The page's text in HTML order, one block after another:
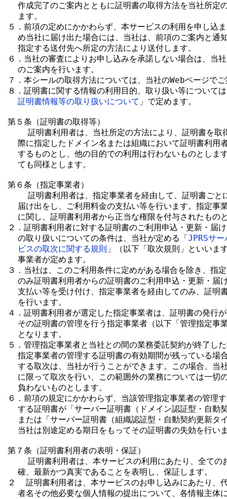
作成完了のご案内とともに証明書の取得方法を当社所定
  ます。
５．前項の定めにかかわらず、本サービスの利用を申し込
め当社に届け出た場合には、当社は、前項のご案内と通
  指定する送付先へ所定の方法により送付します。
６．当社の審査によりお申し込みを承諾しない場合は、当
  のご案内を行います。
７．本シールの取得方法については、当社のWebページで
８．証明書に関する情報の利用目的、取り扱い等について
証明書情報等の取り扱いについて 」で定めます。
第５条（証明書の取得等）
証明書利用者は、当社所定の方法により、証明書を取
際に指定したドメイン名または組織において証明書利用
するものとし、他の目的での利用は行わないものとしま
  ても同様とします。
第６条（指定事業者）
証明書利用者は、指定事業者を経由して、証明書ごと
届け出をし、ご利用料金の支払い等を行います。指定事
に関し、証明書利用者から正当な権限を付与されたもの
２．証明書利用者に対する証明書のご利用申込・更新・届
  の取り扱いについての条件は、当社が定める「
JPRSサ
ビスの取次に関する規則 」（以下「取次規則」といいま
  事業者が定めます。
３．当社は、このご利用条件に定めがある場合を除き、指
のみ証明書利用者からの証明書のご利用申込・更新・届
支払い等を受け付け、指定事業者を経由してのみ、証明
  を行います。
４．証明書利用者が選定した指定事業者は、証明書の発行
その証明書の管理を行う指定事業者（以下「管理指定事
  となります。
５．管理指定事業者と当社との間の業務委託契約が終了し
指定事業者の管理する証明書の有効期間が残っている場
する取次は、当社が行うことができます。この場合、当
に限って取次を行い、この範囲外の業務については一切
  負わないものとします。
６．前項の規定にかかわらず、当該管理指定事業者の管理
する証明書が「サーバー証明書（ドメイン認証型・自動
または「サーバー証明書（組織認証型・自動契約更新タ
当社は別途定める期日をもってその証明書の失効を行い
第７条（証明書利用者の表明・保証）
証明書利用者は、本サービスの利用にあたり、全ての
  確、最新かつ真実であることを表明し、保証します。
２  証明書利用者は、本サービスのお申し込みにあたり、
者名その他必要な個人情報の提出について、各情報主体